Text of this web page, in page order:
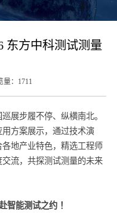
东方中科测试测量
量：1711
展步履不停、纵横南北。
方案展示，通过技术演
地产业特色，精选工程师
流，共探测试测量的未来
智能测试之约 ！